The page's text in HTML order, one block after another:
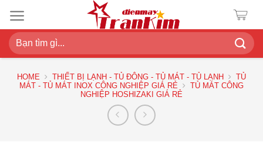
đến
nội
dung
Search
for:
HOME THIẾT BỊ LẠNH - TỦ ĐÔNG - TỦ MÁT - TỦ LẠNH
TỦ
MÁT - TỦ MÁT INOX CÔNG NGHIỆP GIÁ RẺ
TỦ MÁT CÔNG
NGHIỆP HOSHIZAKI GIÁ RẺ